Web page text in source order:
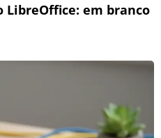
LibreOffice: em branco